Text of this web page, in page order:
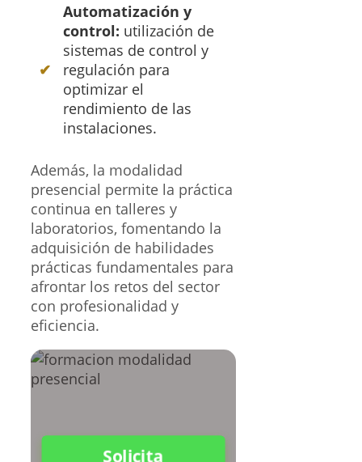
Automatización y
control: utilización de
sistemas de control y
regulación para
optimizar el
rendimiento de las
instalaciones.
Además, la modalidad
presencial permite la práctica
continua en talleres y
laboratorios, fomentando la
adquisición de habilidades
prácticas fundamentales para
afrontar los retos del sector
con profesionalidad y
eficiencia.
Solicita